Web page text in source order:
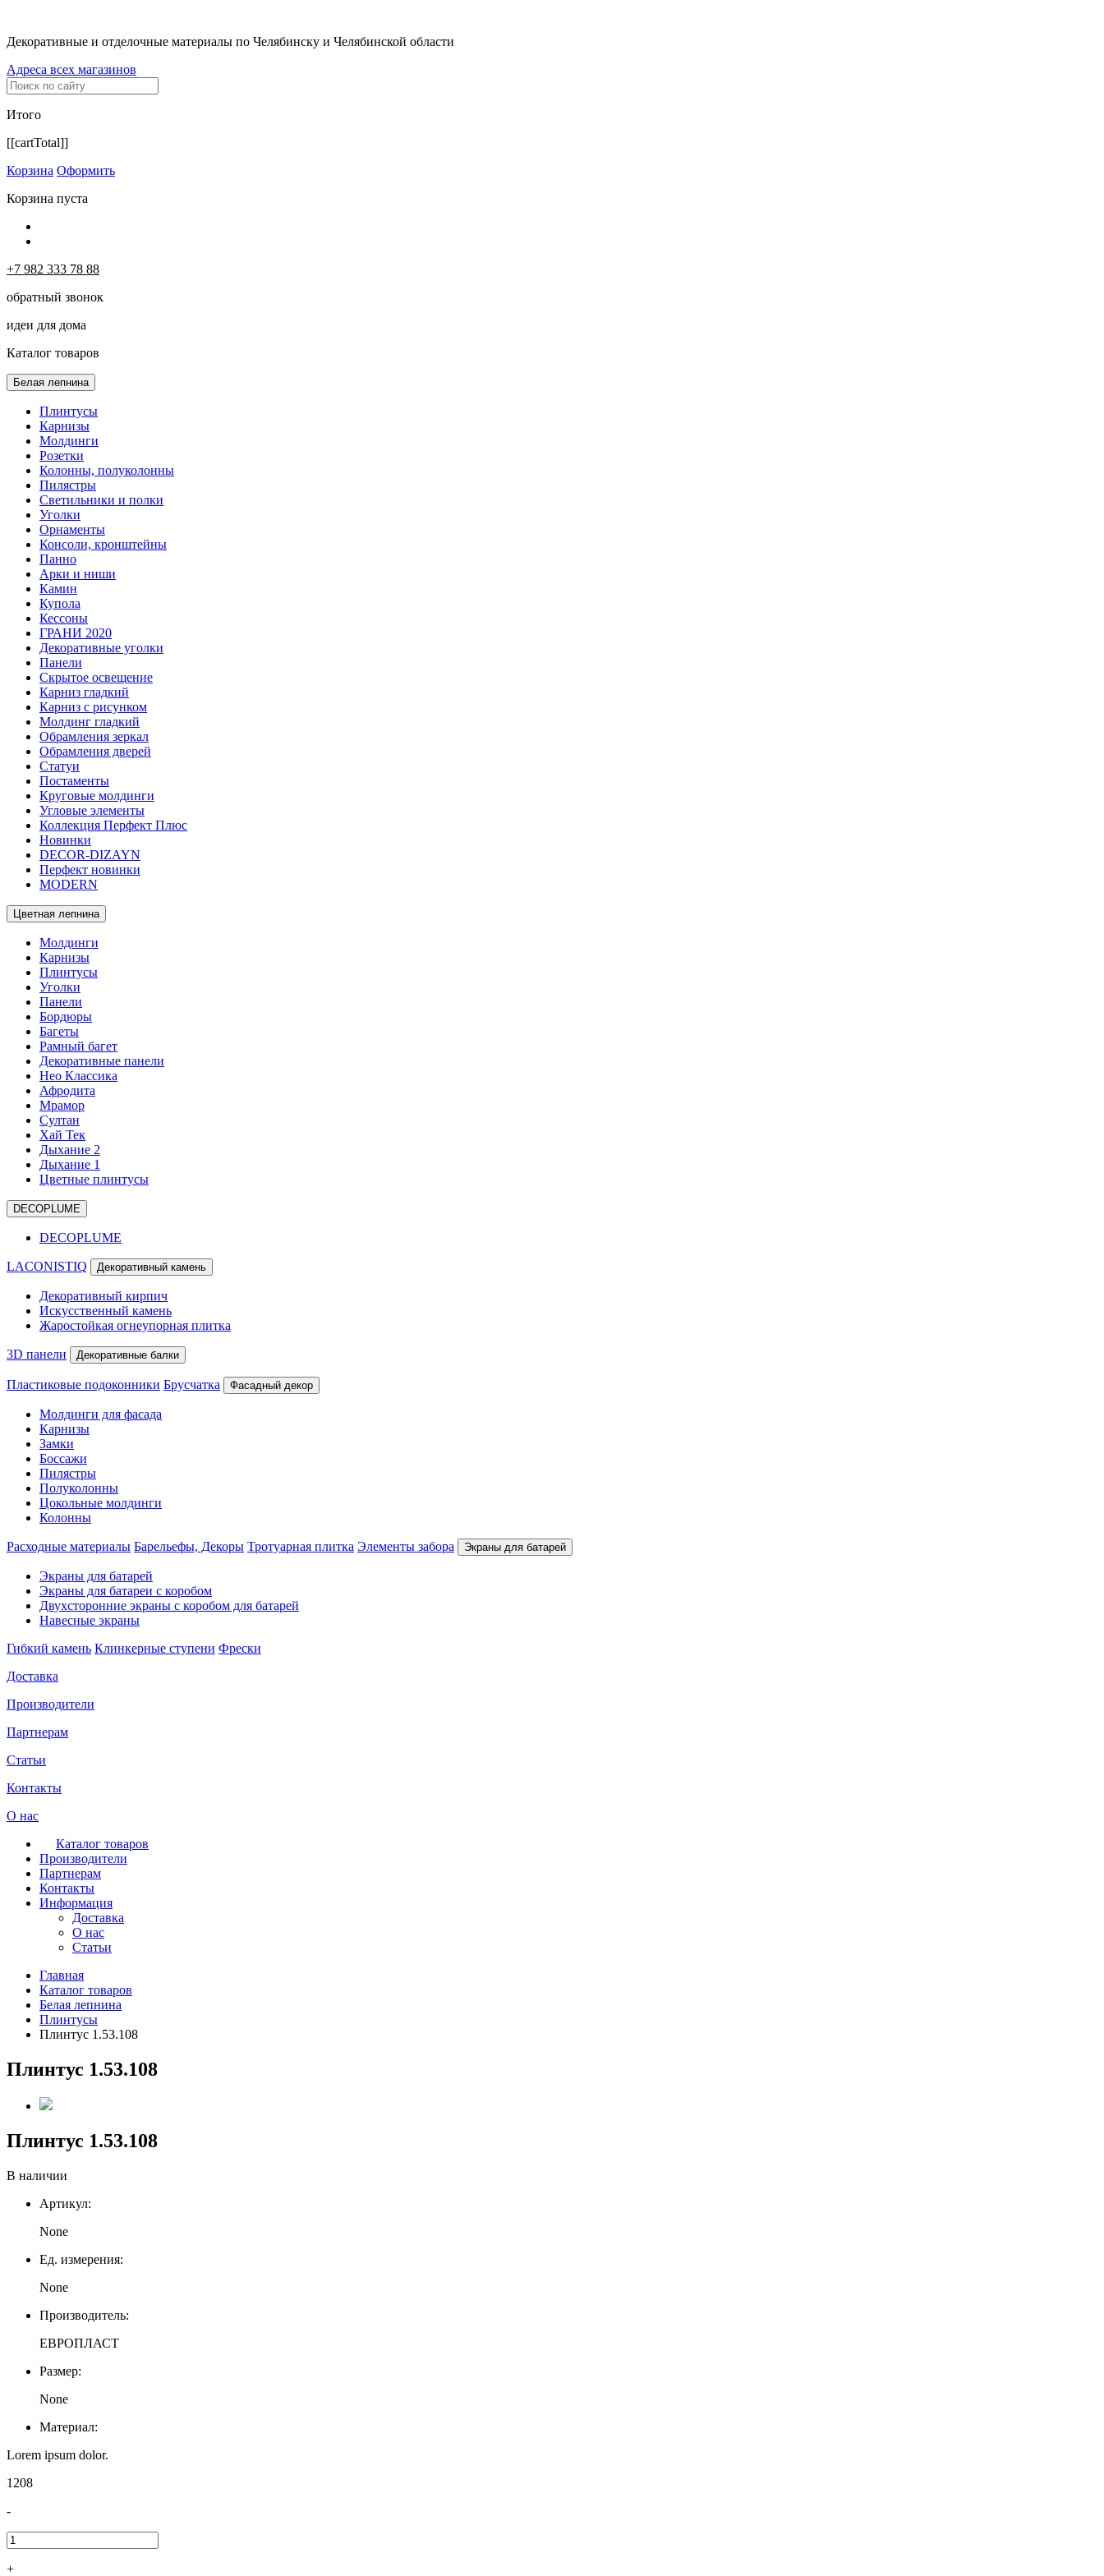
Декоративные и отделочные материалы по Челябинску и Челябинской области
Адреса всех магазинов
Итого
[[cartTotal]]
Корзина Оформить
Корзина пуста
+7 982 333 78 88
обратный звонок
идеи для дома
Каталог товаров
Белая лепнина
Плинтусы
Карнизы
Молдинги
Розетки
Колонны, полуколонны
Пилястры
Светильники и полки
Уголки
Орнаменты
Консоли, кронштейны
Панно
Арки и ниши
Камин
Купола
Кессоны
ГРАНИ 2020
Декоративные уголки
Панели
Скрытое освещение
Карниз гладкий
Карниз с рисунком
Молдинг гладкий
Обрамления зеркал
Обрамления дверей
Статуи
Постаменты
Круговые молдинги
Угловые элементы
Коллекция Перфект Плюс
Новинки
DECOR-DIZAYN
Перфект новинки
MODERN
Цветная лепнина
Молдинги
Карнизы
Плинтусы
Уголки
Панели
Бордюры
Багеты
Рамный багет
Декоративные панели
Нео Классика
Афродита
Мрамор
Султан
Хай Тек
Дыхание 2
Дыхание 1
Цветные плинтусы
DECOPLUME
DECOPLUME
LACONISTIQ Декоративный камень
Декоративный кирпич
Искусственный камень
Жаростойкая огнеупорная плитка
3D панели Декоративные балки
Пластиковые подоконники Брусчатка Фасадный декор
Молдинги для фасада
Карнизы
Замки
Боссажи
Пилястры
Полуколонны
Цокольные молдинги
Колонны
Расходные материалы Барельефы, Декоры Тротуарная плитка Элементы забора Экраны для батарей
Экраны для батарей
Экраны для батареи с коробом
Двухсторонние экраны с коробом для батарей
Навесные экраны
Гибкий камень Клинкерные ступени Фрески
Доставка
Производители
Партнерам
Статьи
Контакты
О нас
Каталог товаров
Производители
Партнерам
Контакты
Информация
Доставка
О нас
Статьи
Главная
Каталог товаров
Белая лепнина
Плинтусы
Плинтус 1.53.108
Плинтус 1.53.108
Плинтус 1.53.108
В наличии
Артикул:
None
Ед. измерения:
None
Производитель:
ЕВРОПЛАСТ
Размер:
None
Материал:
Lorem ipsum dolor.
1208
-
+